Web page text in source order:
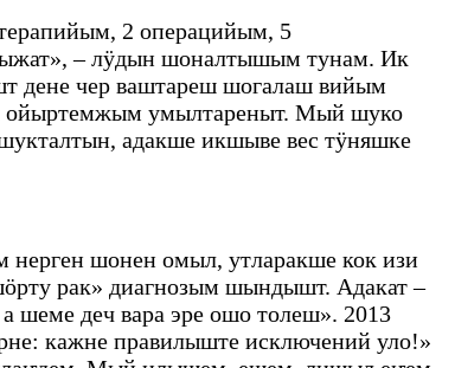
2 операцийым, 5
– лӱдын шоналтышым тунам. Ик
чер ваштареш шогалаш вийым
ойыртемжым умылтареныт. Мый шуко
адакше икшыве вес тӱняшке
шонен омыл, утларакше кок изи
рак» диагнозым шындышт. Адакат –
деч вара эре ошо толеш». 2013
кажне правилыште исключений уло!»